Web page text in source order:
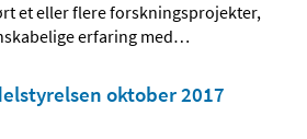
et eller flere forskningsprojekter,
erfaring med…
oktober 2017